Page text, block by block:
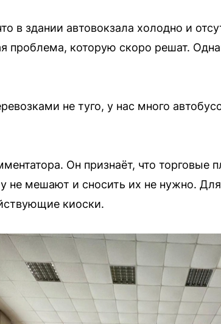
в здании автовокзала холодно и
проблема, которую скоро решат.
не туго, у нас много
Он признаёт, что торговые
не мешают и сносить их не нужно.
киоски.